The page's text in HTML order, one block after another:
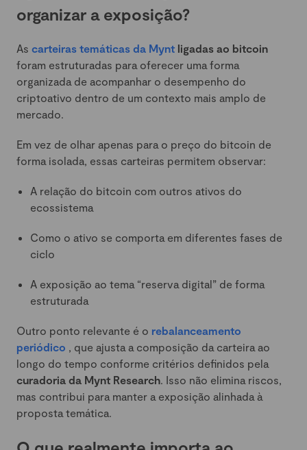
organizar a exposição?
As carteiras temáticas da Mynt ligadas ao bitcoin
foram estruturadas para oferecer uma forma
organizada de acompanhar o desempenho do
criptoativo dentro de um contexto mais amplo de
mercado.
Em vez de olhar apenas para o preço do bitcoin de
forma isolada, essas carteiras permitem observar:
A relação do bitcoin com outros ativos do
ecossistema
Como o ativo se comporta em diferentes fases de
ciclo
A exposição ao tema “reserva digital” de forma
estruturada
Outro ponto relevante é o rebalanceamento
periódico , que ajusta a composição da carteira ao
longo do tempo conforme critérios definidos pela
curadoria da Mynt Research. Isso não elimina riscos,
mas contribui para manter a exposição alinhada à
proposta temática.